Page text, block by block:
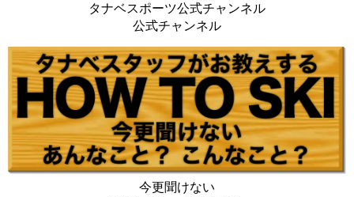
タナベスポーツ公式チャンネル
公式チャンネル
今更聞けない